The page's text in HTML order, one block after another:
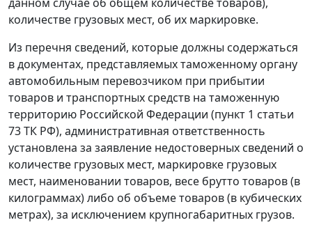
количестве грузовых мест, об их маркировке.
Из перечня сведений, которые должны содержаться
в документах, представляемых таможенному органу
автомобильным перевозчиком при прибытии
товаров и транспортных средств на таможенную
территорию Российской Федерации (пункт 1 статьи
73 ТК РФ), административная ответственность
установлена за заявление недостоверных сведений о
количестве грузовых мест, маркировке грузовых
мест, наименовании товаров, весе брутто товаров (в
килограммах) либо об объеме товаров (в кубических
метрах), за исключением крупногабаритных грузов.